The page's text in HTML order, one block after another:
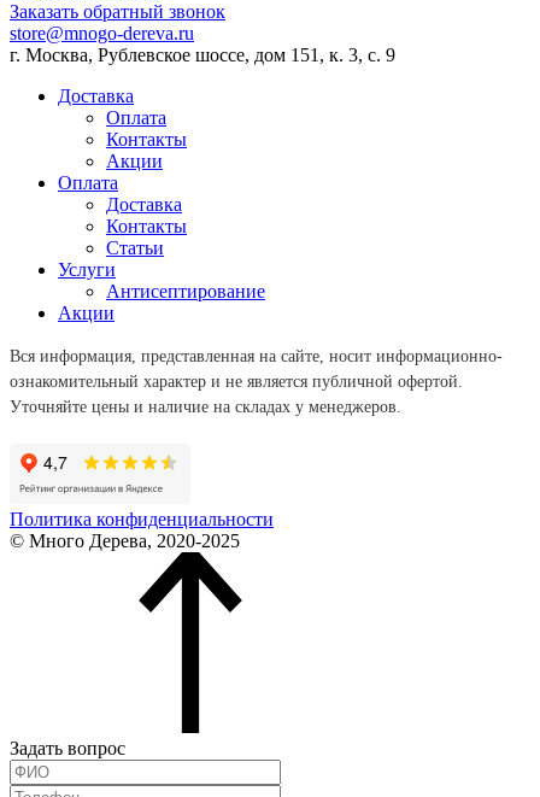
Заказать обратный звонок
store@mnogo-dereva.ru
г. Москва, Рублевское шоссе, дом 151, к. 3, с. 9
Доставка
Оплата
Контакты
Акции
Оплата
Доставка
Контакты
Статьи
Услуги
Антисептирование
Акции
Вся информация, представленная на сайте, носит информационно-
ознакомительный характер и не является публичной офертой.
Уточняйте цены и наличие на складах у менеджеров.
Политика конфиденциальности
© Много Дерева, 2020-2025
Задать вопрос